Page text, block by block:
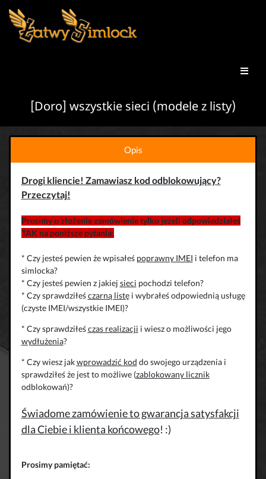
[Doro] wszystkie sieci (modele z listy)
Opis
Drogi kliencie! Zamawiasz kod odblokowujący?
Przeczytaj!
Prosimy o złożenie zamówienie tylko jeżeli odpowiedziałeś
TAK na poniższe pytania:
* Czy jesteś pewien że wpisałeś poprawny IMEI i telefon ma
simlocka?
* Czy jesteś pewien z jakiej sieci pochodzi telefon?
* Czy sprawdziłeśczarną listęi wybrałeś odpowiednią usługę
(czyste IMEI/wszystkie IMEI)?
* Czy sprawdziłeśczas realizacji i wiesz o możliwości jego
wydłużenia?
* Czy wiesz jakwprowadzić kod do swojego urządzenia i
sprawdziłeś że jest to możliwe (zablokowany licznik
odblokowań)?
Świadome zamówienie to gwarancja satysfakcji
dla Ciebie i klienta końcowego! :)
Prosimy pamiętać: